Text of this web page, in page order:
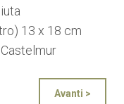
13 x 18 cm
Avanti >